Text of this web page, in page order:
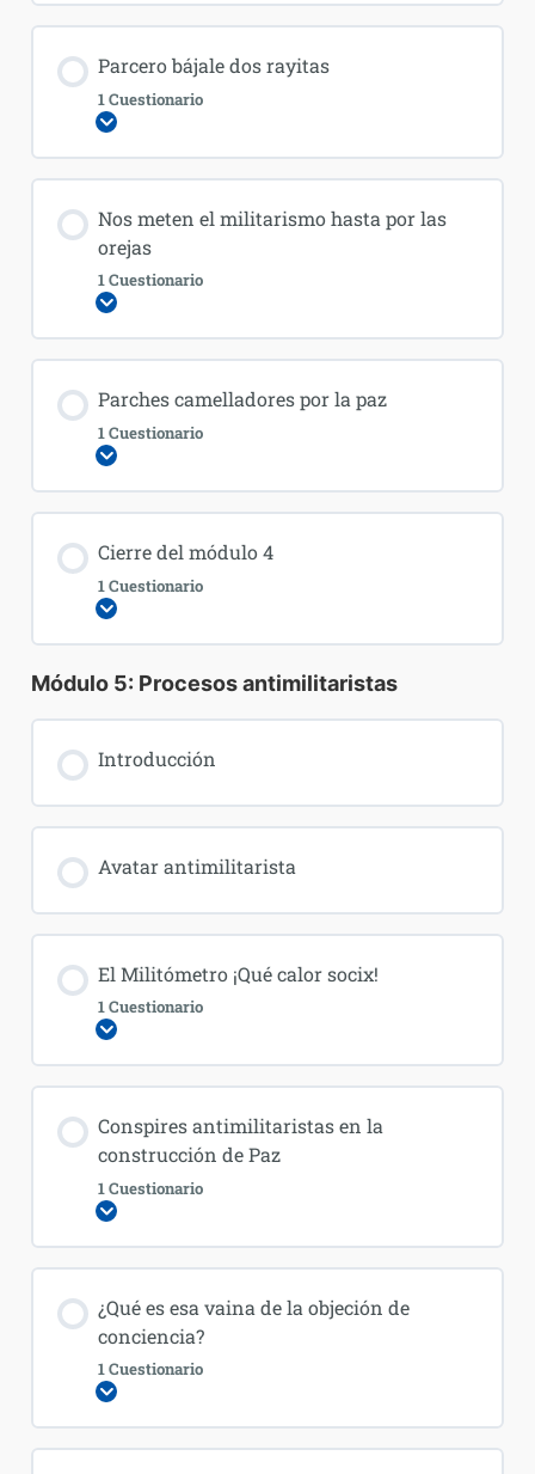
Parcero bájale dos rayitas
1 Cuestionario
Nos meten el militarismo hasta por las
orejas
1 Cuestionario
Parches camelladores por la paz
1 Cuestionario
Cierre del módulo 4
1 Cuestionario
Módulo 5: Procesos antimilitaristas
Introducción
Avatar antimilitarista
El Militómetro ¡Qué calor socix!
1 Cuestionario
Conspires antimilitaristas en la
construcción de Paz
1 Cuestionario
¿Qué es esa vaina de la objeción de
conciencia?
1 Cuestionario